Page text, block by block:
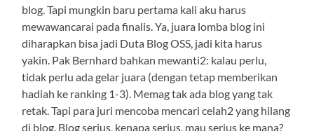
blog. Tapi mungkin baru pertama kali aku harus
mewawancarai pada finalis. Ya, juara lomba blog ini
diharapkan bisa jadi Duta Blog OSS, jadi kita harus
yakin. Pak Bernhard bahkan mewanti2: kalau perlu,
tidak perlu ada gelar juara (dengan tetap memberikan
hadiah ke ranking 1-3). Memag tak ada blog yang tak
retak. Tapi para juri mencoba mencari celah2 yang hilang
di blog. Blog serius, kenapa serius, mau serius ke mana?